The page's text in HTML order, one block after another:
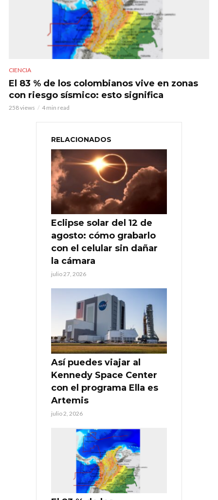
CIENCIA
El 83 % de los colombianos vive en zonas
con riesgo sísmico: esto significa
258 views 4 min read
RELACIONADOS
Eclipse solar del 12 de
agosto: cómo grabarlo
con el celular sin dañar
la cámara
julio 27, 2026
Así puedes viajar al
Kennedy Space Center
con el programa Ella es
Artemis
julio 2, 2026